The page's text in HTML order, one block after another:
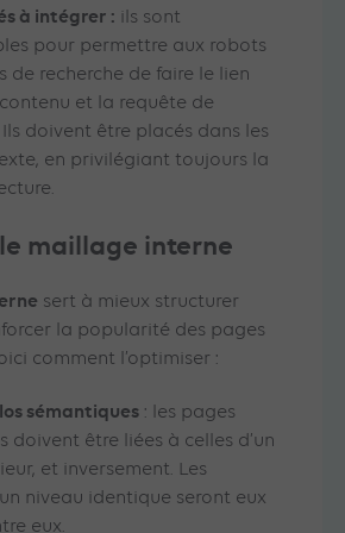
à intégrer : ils sont
pour permettre aux robots
de recherche de faire le lien
et la requête de
Ils doivent être placés dans les
en privilégiant toujours la
maillage interne
sert à mieux structurer
la popularité des pages
comment l’optimiser :
sémantiques : les pages
doivent être liées à celles d’un
et inversement. Les
niveau identique seront eux
eux.